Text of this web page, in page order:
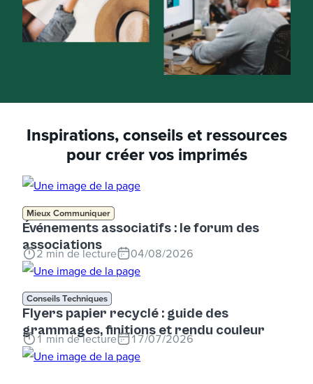
Inspirations, conseils et ressources
pour créer vos imprimés
Mieux Communiquer
Événements associatifs : le forum des
associations
2 min de lecture 04/08/2026
Conseils Techniques
Flyers papier recyclé : guide des
grammages, finitions et rendu couleur
1 min de lecture 17/07/2026